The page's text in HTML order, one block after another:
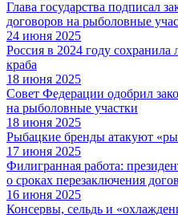
Глава государства подписал
договоров на рыболовные
24 июня 2025
Россия в 2024 году
краба
18 июня 2025
Совет Федерации одобрил
на рыболовные участки
18 июня 2025
Рыбацкие бренды атакуют
17 июня 2025
Филигранная работа:
о сроках перезаключения
16 июня 2025
Консервы, сельдь и